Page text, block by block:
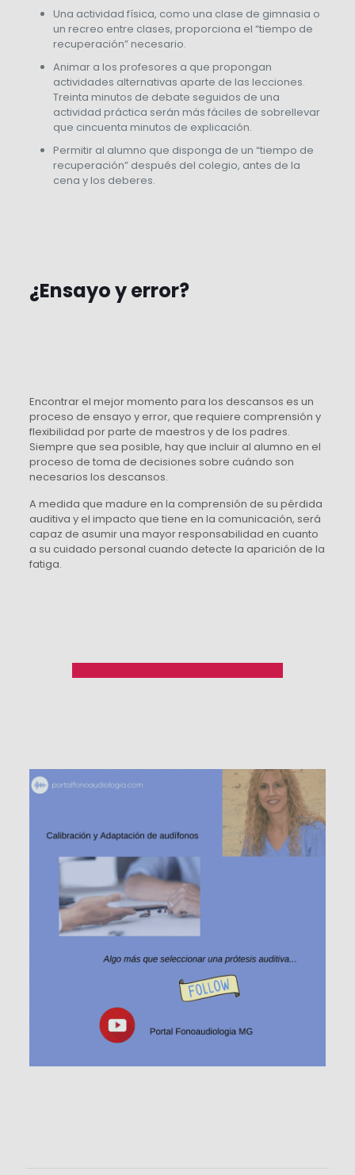
Una actividad física, como una clase de gimnasia o
un recreo entre clases, proporciona el “tiempo de
recuperación” necesario.
Animar a los profesores a que propongan
actividades alternativas aparte de las lecciones.
Treinta minutos de debate seguidos de una
actividad práctica serán más fáciles de sobrellevar
que cincuenta minutos de explicación.
Permitir al alumno que disponga de un “tiempo de
recuperación” después del colegio, antes de la
cena y los deberes.
¿Ensayo y error?
Encontrar el mejor momento para los descansos es un
proceso de ensayo y error, que requiere comprensión y
flexibilidad por parte de maestros y de los padres.
Siempre que sea posible, hay que incluir al alumno en el
proceso de toma de decisiones sobre cuándo son
necesarios los descansos.
A medida que madure en la comprensión de su pérdida
auditiva y el impacto que tiene en la comunicación, será
capaz de asumir una mayor responsabilidad en cuanto
a su cuidado personal cuando detecte la aparición de la
fatiga.